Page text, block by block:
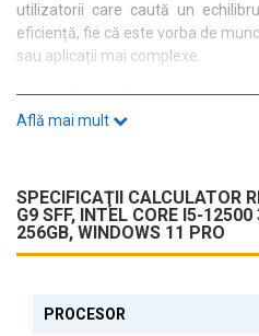
utilizatorii care caută un
eficiență, fie că este vorba de
sau aplicații mai complexe.
Specificații Tehnice
făcându-l potrivit pentru sarcini de
Conectivitate și Porturi
Află mai mult
SPECIFICAŢII CALCULATOR
G9 SFF, INTEL CORE I5-
256GB, WINDOWS 11 PRO
PROCESOR